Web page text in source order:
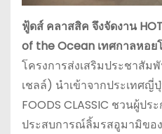
ฟู้ดส์ คลาสสิค จึงจัดงาน
of the Ocean เทศกาลหอย
โครงการส่งเสริมประชาสัม
เชลล์) นำเข้าจากประเทศญี่
FOODS CLASSIC ชวนผู้ป
ประสบการณ์ลิ้มรสอูมามิของ